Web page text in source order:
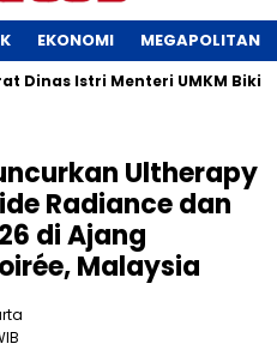
EKONOMI MEGAPOLITAN
Istri Menteri UMKM Bikin
Ultherapy
Radiance dan
di Ajang
Malaysia